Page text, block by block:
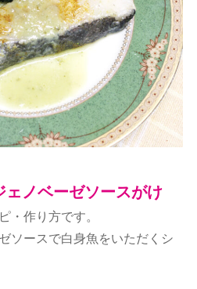
ノベーゼソースがけ
・作り方です。
ソースで白身魚をいただくシ